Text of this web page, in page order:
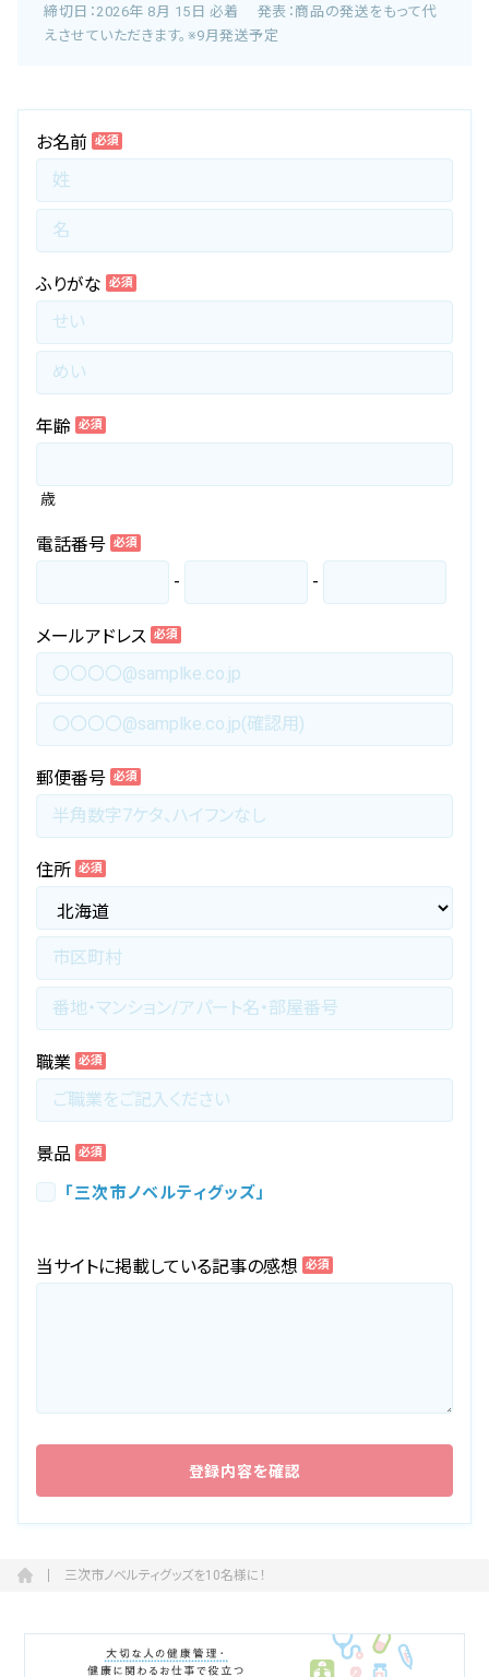
締切日：2026年 8月 15日 必着 発表：商品の発送をもって代
えさせていただきます。※9月発送予定
お名前 必須
ふりがな 必須
年齢 必須
歳
電話番号 必須
- -
メールアドレス 必須
郵便番号 必須
住所 必須
職業 必須
景品 必須
「三次市ノベルティグッズ」
当サイトに掲載している記事の感想 必須
三次市ノベルティグッズを10名様に！